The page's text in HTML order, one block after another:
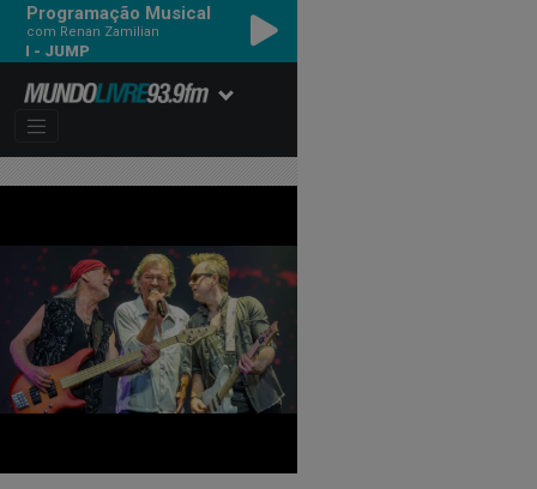
Programação Musical
com Renan Zamilian
VAN HALEN - JUMP